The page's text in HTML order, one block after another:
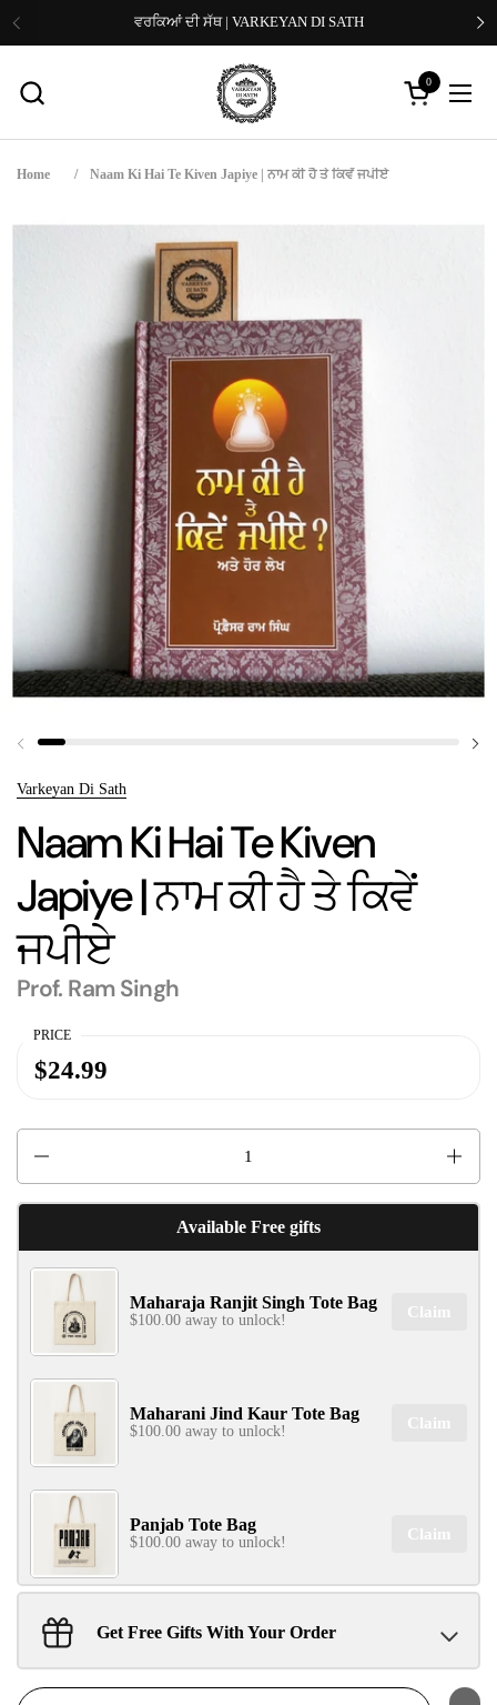
G​ET 10% OFF
ON YOUR FIRST ORDER
SIGN UP NOW!
Previous
ਵਰਕਿਆਂ ਦੀ ਸੱਥ | VARKEYAN DI SATH
Open cart
0
Open
Home / Naam Ki Hai Te Kiven Japiye | ਨਾਮ ਕੀ ਹੈ ਤੇ ਕਿਵੇਂ ਜਪੀਏ
Previous slide
Varkeyan Di Sath
Naam Ki Hai Te Kiven
Japiye | ਨਾਮ ਕੀ ਹੈ ਤੇ ਕਿਵੇਂ
ਜਪੀਏ
Prof. Ram Singh
PRICE
$24.99
Available Free gifts
Maharaja Ranjit Singh Tote Bag
$100.00 away to unlock! Claim
Maharani Jind Kaur Tote Bag
$100.00 away to unlock! Claim
Panjab Tote Bag
$100.00 away to unlock! Claim
Sant Jarnail Singh Ji- Tote Bag Claim
Get Free Gifts With Your Order